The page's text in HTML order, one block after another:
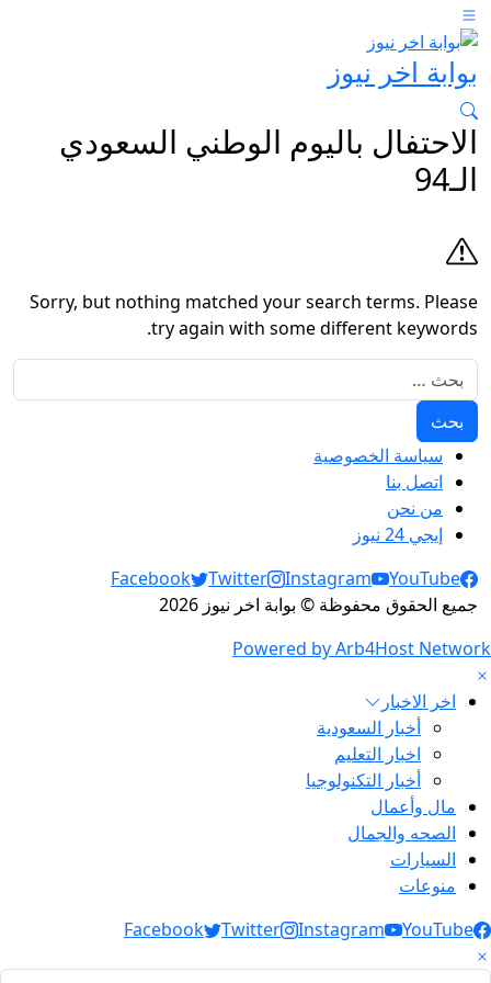
بوابة اخر نيوز
الاحتفال باليوم الوطني السعودي
الـ94
Sorry, but nothing matched your search terms. Please
try again with some different keywords.
سياسة الخصوصية
اتصل بنا
من نحن
إيجي 24 نيوز
Social Links
Facebook Twitter Instagram
YouTube
جميع الحقوق محفوظة © بوابة اخر نيوز 2026
Powered by Arb4Host Network
اخر الاخبار
أخبار السعودية
اخبار التعليم
أخبار التكنولوجيا
مال وأعمال
الصحه والجمال
السيارات
منوعات
Social Links
Facebook Twitter Instagram YouTube